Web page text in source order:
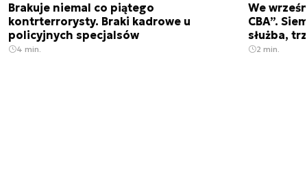
Brakuje niemal co piątego
kontrterrorysty. Braki kadrowe u
policyjnych specjalsów
4 min.
We
CBA”.
służba,
2 min.